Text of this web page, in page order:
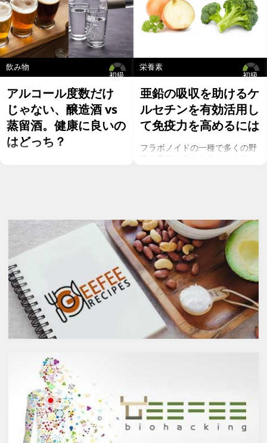
初級
飲み物
アルコール度数だけ
じゃない、醸造酒 vs
蒸留酒。健康に良いの
はどっち？
やウォッカ等の蒸留酒は、度数
も高いため健康に悪そうなイ
メージで、ワインや日本酒など
は何となくナチュラルな感じで
アルコール度数も低いのでそう
悪くもなさそうなイメージです
が、実際のところどうなので
しょうか？今回は、大きく分け
て2種類あるお酒の製造方法
（醸造酒と蒸留酒）の違いに
よって健康に対してどのような
ていきます。
醸造酒と蒸留酒の違いとは？
主にお酒は製造方法によって醸
造酒と蒸留酒の2つと、香料や
糖分、果実などを加えた混成酒
に分けられます。醸造酒は、果
実や穀物のような糖分を含んだ
原料を酵母によりアルコール発
初級
栄養素
亜鉛の吸収を助けるケ
ルセチンを有効活用し
て免疫力を高めるには
フラボノイドの一種で多くの野
菜や果物に含まれるケルセチ
まれるケルセチンが、血中コレ
ステロールを値を抑え心臓病の
リスクを軽減するということを
お伝えしましたが、ケルセチン
には抗菌抗ウィルス作用があり
ウイルスとの闘いを促進する可
能性があると言われています。
また、免疫力の維持に重要な働
きを持つ亜鉛との相乗効果もあ
ると考えられています。今回
は、このケルセチンの健康効果
ない植物化合物であるケルセチ
ンは、ブドウやリンゴなどの果
物や、ブロッコリやトマト、タ
マネギなどの野菜、お蕎麦にも